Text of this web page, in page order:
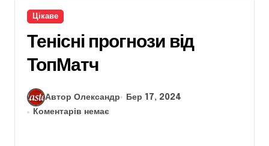
Цікаве
Тенісні прогнози від
ТопМатч
Автор Олександр
Бер 17, 2024
Коментарів немає